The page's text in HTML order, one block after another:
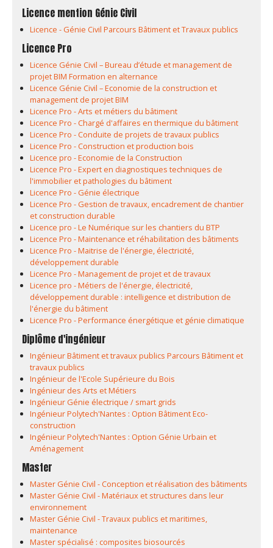
Licence mention Génie Civil
Licence - Génie Civil Parcours Bâtiment et Travaux publics
Licence Pro
Licence Génie Civil – Bureau d’étude et management de
projet BIM Formation en alternance
Licence Génie Civil – Economie de la construction et
management de projet BIM
Licence Pro - Arts et métiers du bâtiment
Licence Pro - Chargé d'affaires en thermique du bâtiment
Licence Pro - Conduite de projets de travaux publics
Licence Pro - Construction et production bois
Licence pro - Economie de la Construction
Licence Pro - Expert en diagnostiques techniques de
l'immobilier et pathologies du bâtiment
Licence Pro - Génie électrique
Licence Pro - Gestion de travaux, encadrement de chantier
et construction durable
Licence pro - Le Numérique sur les chantiers du BTP
Licence Pro - Maintenance et réhabilitation des bâtiments
Licence Pro - Maitrise de l'énergie, électricité,
développement durable
Licence Pro - Management de projet et de travaux
Licence pro - Métiers de l'énergie, électricité,
développement durable : intelligence et distribution de
l'énergie du bâtiment
Licence Pro - Performance énergétique et génie climatique
Diplôme d'ingénieur
Ingénieur Bâtiment et travaux publics Parcours Bâtiment et
travaux publics
Ingénieur de l'Ecole Supérieure du Bois
Ingénieur des Arts et Métiers
Ingénieur Génie électrique / smart grids
Ingénieur Polytech'Nantes : Option Bâtiment Eco-
construction
Ingénieur Polytech'Nantes : Option Génie Urbain et
Aménagement
Master
Master Génie Civil - Conception et réalisation des bâtiments
Master Génie Civil - Matériaux et structures dans leur
environnement
Master Génie Civil - Travaux publics et maritimes,
maintenance
Master spécialisé : composites biosourcés